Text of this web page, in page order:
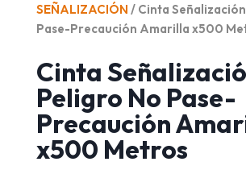
SEÑALIZACIÓN / Cinta
Pase-Precaución Amarilla x500
Cinta
Peligro No Pase-
Precaución
x500 Metros